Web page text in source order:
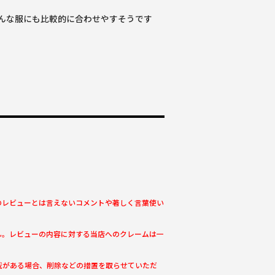
な服にも比較的に合わせやすそうです
ビューとは言えないコメントや著しく言葉使い
レビューの内容に対する当店へのクレームは一
ある場合、削除などの措置を取らせていただ